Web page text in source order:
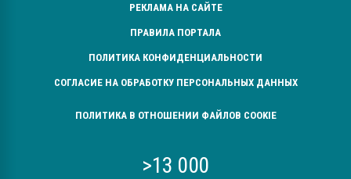
РЕКЛАМА НА САЙТЕ
ПРАВИЛА ПОРТАЛА
ПОЛИТИКА КОНФИДЕНЦИАЛЬНОСТИ
СОГЛАСИЕ НА ОБРАБОТКУ ПЕРСОНАЛЬНЫХ ДАННЫХ
ПОЛИТИКА В ОТНОШЕНИИ ФАЙЛОВ COOKIE
>13 000